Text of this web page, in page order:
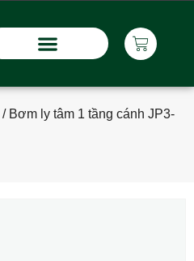
/ Bơm ly tâm 1 tầng cánh JP3-